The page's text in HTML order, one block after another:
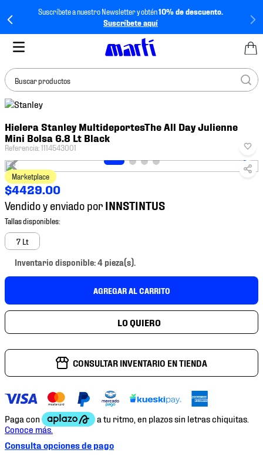
Suscríbete a nuestro Newsletter y obtén10% de descuento.
Suscríbete aquí
Buscar productos
Hielera Stanley MultideportesThe All Day Julienne
Mini Bolsa 6.8 Lt Black
Referencia:1114543001
Marketplace
$4429.00
Vendido y enviado por
7 Lt
Inventario disponible: 4 pieza(s).
AGREGAR AL CARRITO
CONSULTAR INVENTARIO EN TIENDA
Consulta opciones de pago
BUSCADOS
1.
tenis mujer
2.
3.
tenis
4.
tenis futbol
5.
jersey
6.
mochila
7.
mochilas
9.
tenis niño